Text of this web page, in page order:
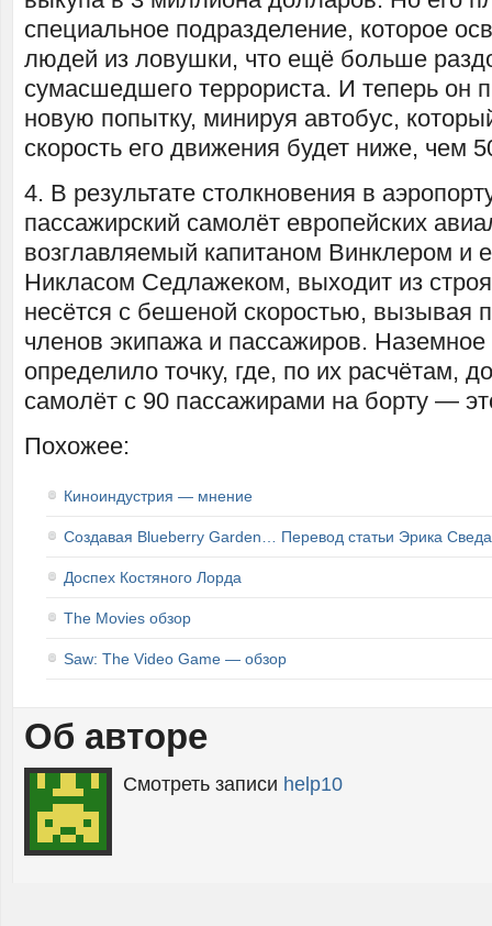
специальное подразделение, которое
людей из ловушки, что ещё больше
сумасшедшего террориста. И теперь он
новую попытку, минируя автобус,
скорость его движения будет ниже, чем
4. В результате столкновения в
пассажирский самолёт европейских
возглавляемый капитаном Винклером и
Никласом Седлажеком, выходит из
несётся с бешеной скоростью, вызывая
членов экипажа и пассажиров.
определило точку, где, по их расчётам,
самолёт с 90 пассажирами на борту —
Похожее:
Киноиндустрия — мнение
Создавая Blueberry Garden… Перевод статьи Эрика
Доспех Костяного Лорда
The Movies обзор
Saw: The Video Game — обзор
Об авторе
Смотреть записи help10